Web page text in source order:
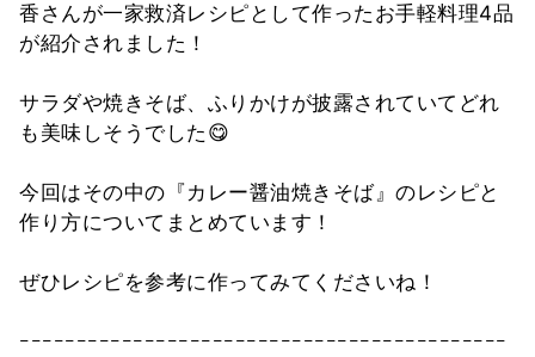
香さんが一家救済レシピとして作ったお手軽料理4品
が紹介されました！
サラダや焼きそば、ふりかけが披露されていてどれ
も美味しそうでした😋
今回はその中の『カレー醤油焼きそば』のレシピと
作り方についてまとめています！
ぜひレシピを参考に作ってみてくださいね！
ｰｰｰｰｰｰｰｰｰｰｰｰｰｰｰｰｰｰｰｰｰｰｰｰｰｰｰｰｰｰｰｰｰｰｰｰｰｰｰｰｰｰｰ